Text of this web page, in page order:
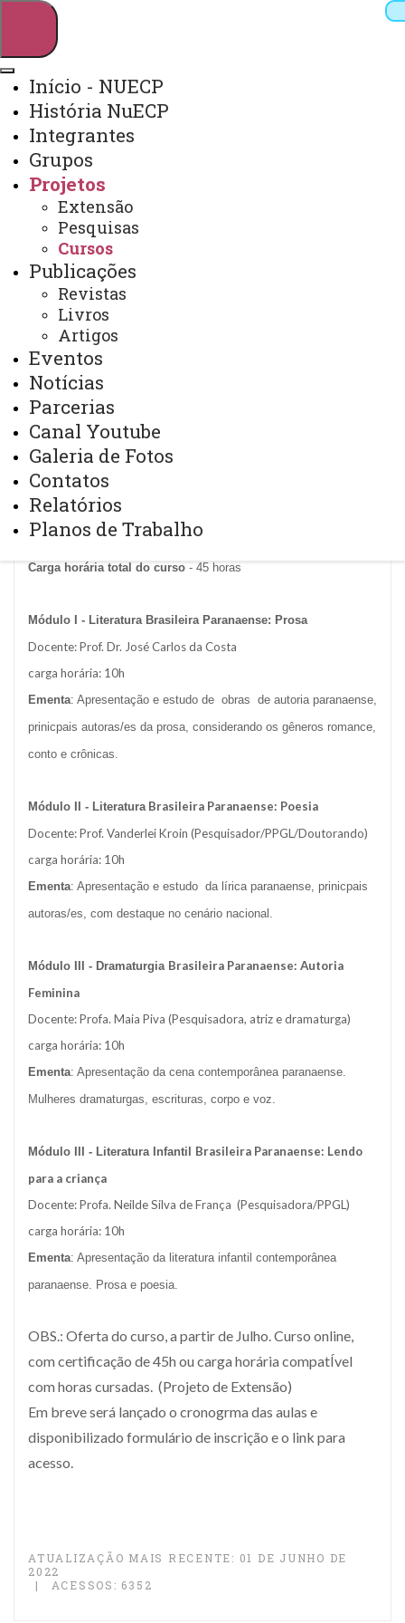
Webmail
Arquivo Virtual
Início - NUECP
História NuECP
Integrantes
Grupos
Projetos
Extensão
Pesquisas
Cursos
Publicações
Revistas
Livros
Artigos
Eventos
Notícias
Parcerias
Canal Youtube
Galeria de Fotos
Contatos
Relatórios
Planos de Trabalho
Cursos
VOZES POÉTICAS NA TERRA DAS ARAUCÁRIAS:
PROSA, POESIA E DRAMATURGIA
COORDENAÇÃO:
Professor Vanderlei Kroin
Carga horária total do curso - 45 horas
Módulo I - Literatura Brasileira Paranaense: Prosa
Docente: Prof. Dr. José Carlos da Costa
carga horária: 10h
Ementa: Apresentação e estudo de obras de autoria paranaense,
prinicpais autoras/es da prosa, considerando os gêneros romance,
conto e crônicas.
Módulo II - Literatura Brasileira Paranaense: Poesia
Docente: Prof. Vanderlei Kroin (Pesquisador/PPGL/Doutorando)
carga horária: 10h
Ementa: Apresentação e estudo da lírica paranaense, prinicpais
autoras/es, com destaque no cenário nacional.
Módulo III - Dramaturgia Brasileira Paranaense: Autoria
Feminina
Docente: Profa. Maia Piva (Pesquisadora, atriz e dramaturga)
carga horária: 10h
Ementa: Apresentação da cena contemporânea paranaense.
Mulheres dramaturgas, escrituras, corpo e voz.
Módulo III - Literatura Infantil Brasileira Paranaense: Lendo
para a criança
Docente: Profa. Neilde Silva de França (Pesquisadora/PPGL)
carga horária: 10h
Ementa: Apresentação da literatura infantil contemporânea
paranaense. Prosa e poesia.
OBS.: Oferta do curso, a partir de Julho. Curso online,
com certificação de 45h ou carga horária compatÍvel
com horas cursadas. (Projeto de Extensão)
Em breve será lançado o cronogrma das aulas e
disponibilizado formulário de inscrição e o link para
acesso.
ATUALIZAÇÃO MAIS RECENTE: 01 DE JUNHO DE
2022
ACESSOS: 6352